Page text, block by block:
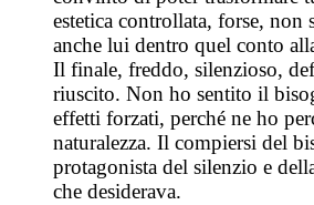
estetica controllata, forse, non
anche lui dentro quel conto
Il finale, freddo, silenzioso,
riuscito. Non ho sentito il
effetti forzati, perché ne ho
naturalezza. Il compiersi del
protagonista del silenzio e
che desiderava.